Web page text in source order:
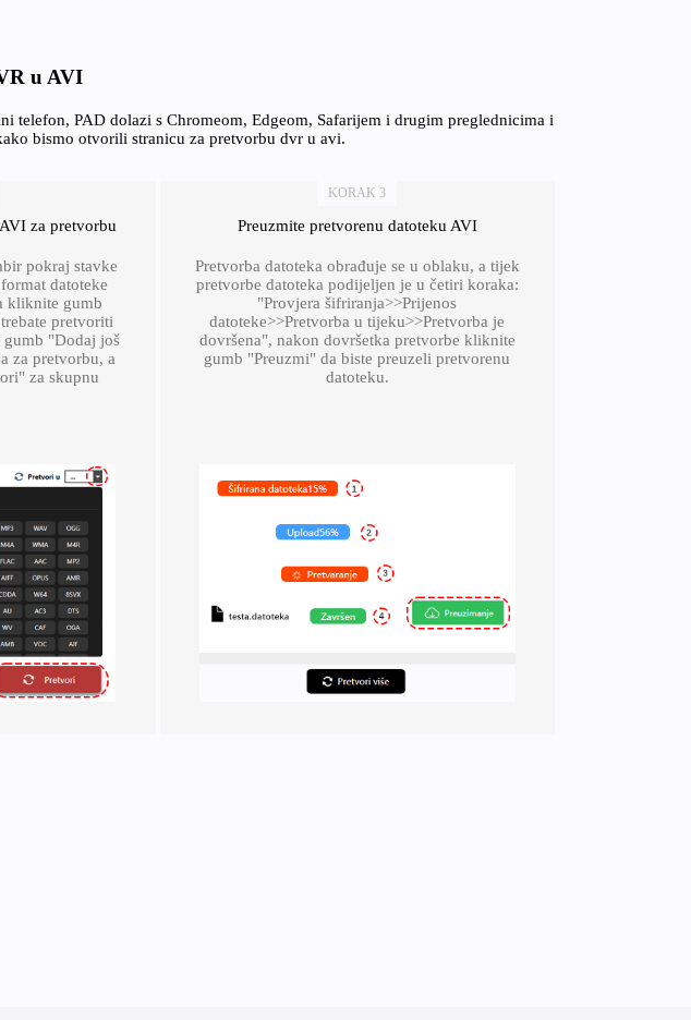
u AVI
telefon, PAD dolazi s Chromeom, Edgeom, Safarijem i drugim preglednicima i
bismo otvorili stranicu za pretvorbu dvr u avi.
za pretvorbu
pokraj stavke
datoteke
kliknite gumb
pretvoriti
gumb "Dodaj još
za pretvorbu, a
za skupnu
KORAK 3
Preuzmite pretvorenu datoteku AVI
Pretvorba datoteka obrađuje se u oblaku, a tijek
pretvorbe datoteka podijeljen je u četiri koraka:
"Provjera šifriranja>>Prijenos
datoteke>>Pretvorba u tijeku>>Pretvorba je
dovršena", nakon dovršetka pretvorbe kliknite
gumb "Preuzmi" da biste preuzeli pretvorenu
datoteku.